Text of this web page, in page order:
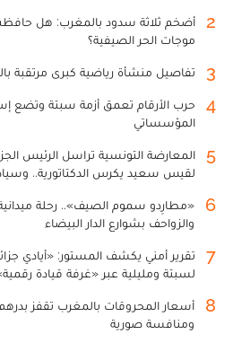
2
أضخم ثلاثة سدود بالمغرب: هل
موجات الحر الصيفية؟
3 تفاصيل منشأة رياضية كبرى مرتقبة
4
حرب الأرقام تعمق أزمة سبتة وتضع
المؤسساتي
5
المعارضة التونسية تراسل الرئيس
لقيس سعيد يكرس الدكتاتورية..
6
«مطارِدو سموم الصيف».. رحلة
والزواحف بشوارع الدار البيضاء
7
تقرير أمني يكشف المستور: «أيادي
لسبتة ومليلية عبر «غرفة قيادة
8
أسعار المحروقات بالمغرب تقفز
ومنافسة صورية